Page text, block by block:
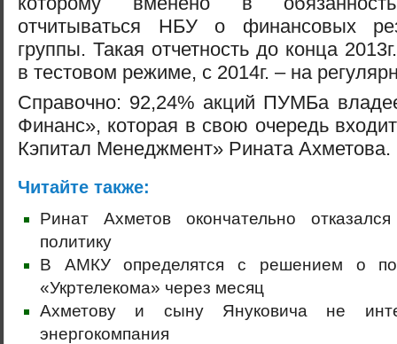
отчитываться НБУ о финансовых
группы. Такая отчетность до конца
в тестовом режиме, с 2014г. – на
Справочно: 92,24% акций ПУМБа
Финанс», которая в свою очередь
Кэпитал Менеджмент» Рината Ахметова.
Читайте также:
Ринат Ахметов окончательно
политику
В АМКУ определятся с решением о
«Укртелекома» через месяц
Ахметову и сыну Януковича не
энергокомпания